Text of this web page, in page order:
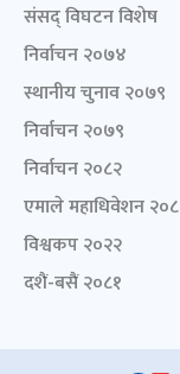
संसद् विघटन विशेष
निर्वाचन २०७४
स्थानीय चुनाव २०७९
निर्वाचन २०७९
निर्वाचन २०८२
एमाले महाधिवेशन
विश्वकप २०२२
दशैं-बसैं २०८१